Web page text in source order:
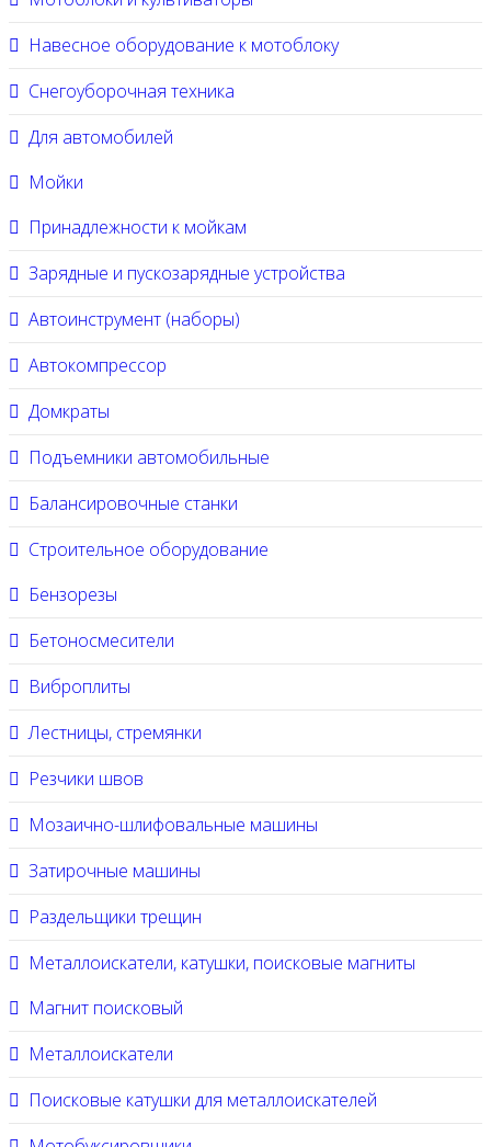
Навесное оборудование к мотоблоку
Снегоуборочная техника
Для автомобилей
Мойки
Принадлежности к мойкам
Зарядные и пускозарядные устройства
Автоинструмент (наборы)
Автокомпрессор
Домкраты
Подъемники автомобильные
Балансировочные станки
Строительное оборудование
Бензорезы
Бетоносмесители
Виброплиты
Лестницы, стремянки
Резчики швов
Мозаично-шлифовальные машины
Затирочные машины
Раздельщики трещин
Металлоискатели, катушки, поисковые магниты
Магнит поисковый
Металлоискатели
Поисковые катушки для металлоискателей